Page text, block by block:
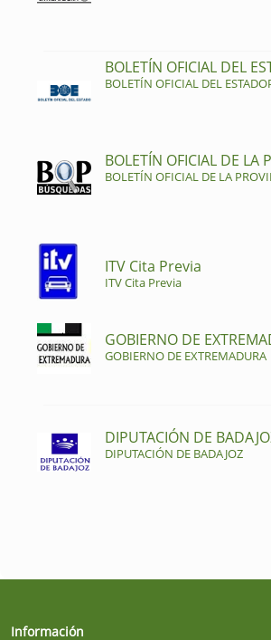
BOLETÍN OFICIAL DEL
BOLETÍN OFICIAL DEL
BOLETÍN OFICIAL DE LA
BOLETÍN OFICIAL DE LA
ITV Cita Previa
ITV Cita Previa
GOBIERNO DE
GOBIERNO DE EXTREMADURA
DIPUTACIÓN DE
DIPUTACIÓN DE BADAJOZ
Información